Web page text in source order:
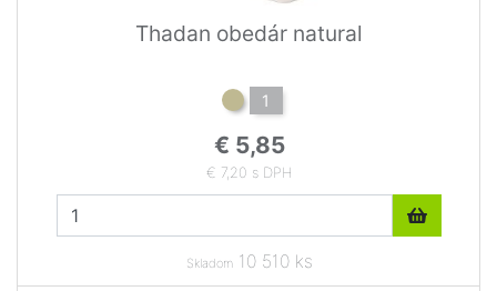
Thadan obedár natural
1
€ 5,85
€ 7,20 s DPH
Skladom10 510 ks